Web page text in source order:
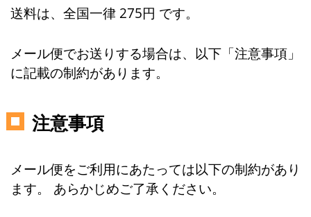
送料は、全国一律 275円 です。
メール便でお送りする場合は、以下「注意事項」
に記載の制約があります。
注意事項
メール便をご利用にあたっては以下の制約があり
ます。 あらかじめご了承ください。